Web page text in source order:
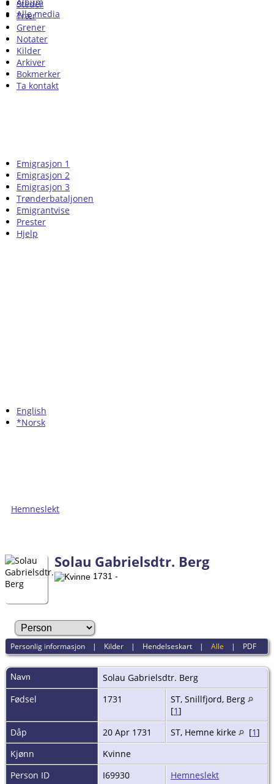
Alle media
Steder
Trær
Grener
Notater
Kilder
Arkiver
Bokmerker
Ta kontakt
Emigrasjon 1
Emigrasjon 2
Emigrasjon 3
Trønderbataljonen
Emigrantvise
Prester
Hjelp
English
*Norsk
Hemneslekt
Solau Gabrielsdtr. Berg
1731 -
Personlig informasjon | Kilder | Hendelseskart |Alle | PDF
Navn Solau Gabrielsdtr. Berg
Fødsel
1731
ST, Snillfjord, Berg
[1]
Dåp
20 Apr 1731 ST, Hemne kirke [1]
Kjønn
Kvinne
Person ID
I69930
Hemneslekt